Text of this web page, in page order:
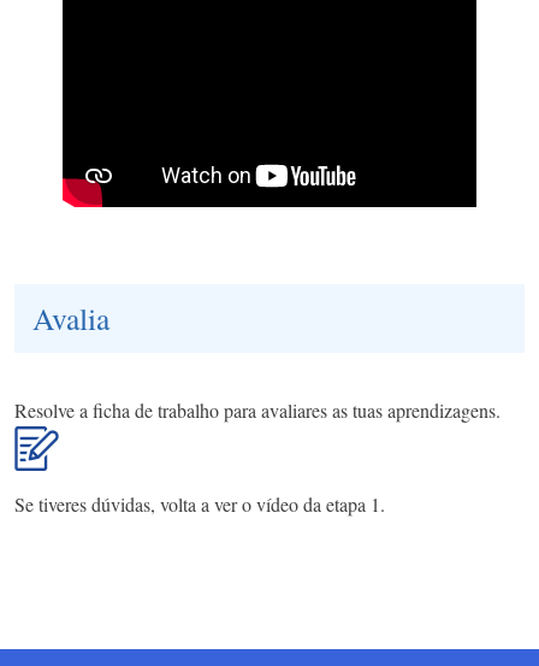
Avalia
Resolve a ficha de trabalho para avaliares as tuas aprendizagens.
Se tiveres dúvidas, volta a ver o vídeo da etapa 1.